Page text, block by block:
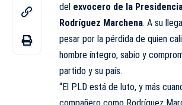
del exvocero de la
Rodríguez Marchena. A su
pesar por la pérdida de quien
hombre íntegro, sabio y
partido y su país.
“El PLD está de luto, y más
compañero como Rodríguez